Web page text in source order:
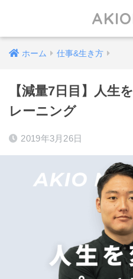
ホーム 仕事&生き方
【減量7日目】人生
レーニング
2019年3月26日